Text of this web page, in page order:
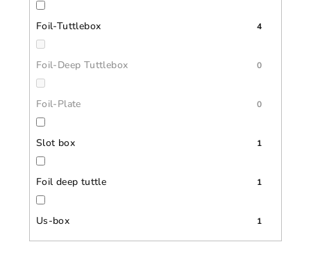
Foil-Tuttlebox 4
Foil-Deep Tuttlebox 0
Foil-Plate 0
Slot box 1
Foil deep tuttle 1
Us-box 1